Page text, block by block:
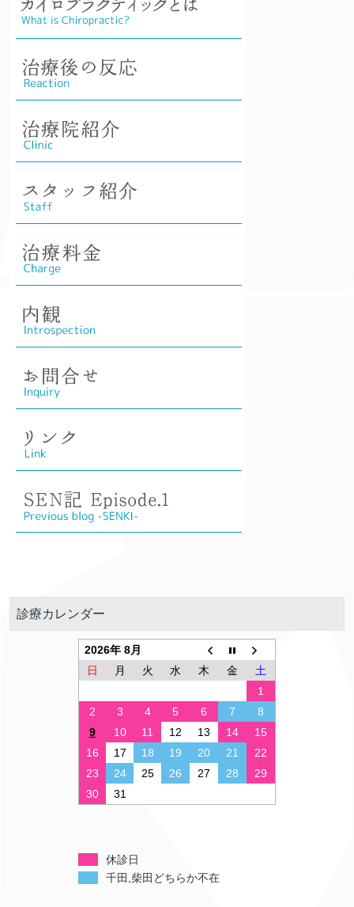
診療カレンダー
2026年 8月
日
月 火 水 木 金
土
1
2
3 4 5 6 7
8
9
10 11 12 13 14
15
16
17 18 19 20 21
22
23
24 25 26 27 28
29
30
31
休診日
千田,柴田どちらか不在